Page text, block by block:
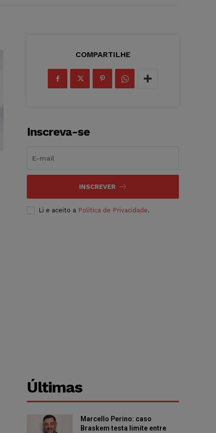
COMPARTILHE
Inscreva-se
INSCREVER
Li e aceito a Política de Privacidade.
Últimas
Marcello Perino: caso
Braskem testa limite entre